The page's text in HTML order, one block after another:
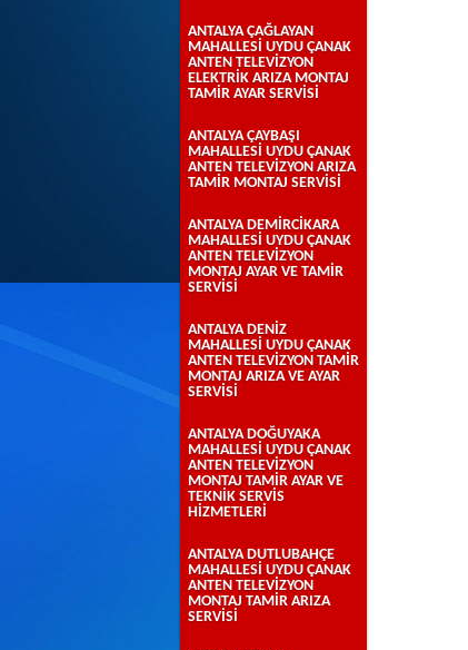
ANTALYA ÇAĞLAYAN
MAHALLESİ UYDU ÇANAK
ANTEN TELEVİZYON
ELEKTRİK ARIZA MONTAJ
TAMİR AYAR SERVİSİ
ANTALYA ÇAYBAŞI
MAHALLESİ UYDU ÇANAK
ANTEN TELEVİZYON ARIZA
TAMİR MONTAJ SERVİSİ
ANTALYA DEMİRCİKARA
MAHALLESİ UYDU ÇANAK
ANTEN TELEVİZYON
MONTAJ AYAR VE TAMİR
SERVİSİ
ANTALYA DENİZ
MAHALLESİ UYDU ÇANAK
ANTEN TELEVİZYON TAMİR
MONTAJ ARIZA VE AYAR
SERVİSİ
ANTALYA DOĞUYAKA
MAHALLESİ UYDU ÇANAK
ANTEN TELEVİZYON
MONTAJ TAMİR AYAR VE
TEKNİK SERVİS
HİZMETLERİ
ANTALYA DUTLUBAHÇE
MAHALLESİ UYDU ÇANAK
ANTEN TELEVİZYON
MONTAJ TAMİR ARIZA
SERVİSİ